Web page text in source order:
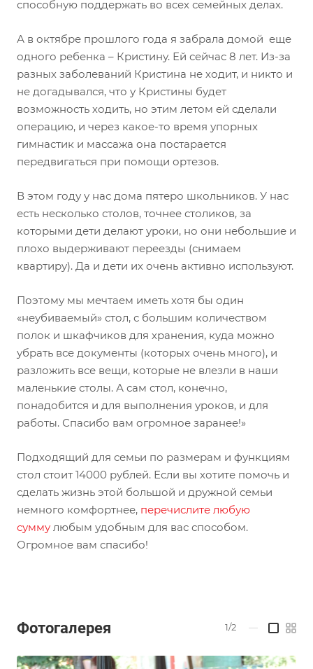
способную поддержать во всех семейных делах.
А в октябре прошлого года я забрала домой еще
одного ребенка – Кристину. Ей сейчас 8 лет. Из-за
разных заболеваний Кристина не ходит, и никто и
не догадывался, что у Кристины будет
возможность ходить, но этим летом ей сделали
операцию, и через какое-то время упорных
гимнастик и массажа она постарается
передвигаться при помощи ортезов.
В этом году у нас дома пятеро школьников. У нас
есть несколько столов, точнее столиков, за
которыми дети делают уроки, но они небольшие и
плохо выдерживают переезды (снимаем
квартиру). Да и дети их очень активно используют.
Поэтому мы мечтаем иметь хотя бы один
«неубиваемый» стол, с большим количеством
полок и шкафчиков для хранения, куда можно
убрать все документы (которых очень много), и
разложить все вещи, которые не влезли в наши
маленькие столы. А сам стол, конечно,
понадобится и для выполнения уроков, и для
работы. Спасибо вам огромное заранее!»
Подходящий для семьи по размерам и функциям
стол стоит 14000 рублей. Если вы хотите помочь и
сделать жизнь этой большой и дружной семьи
немного комфортнее, перечислите любую
сумму любым удобным для вас способом.
Огромное вам спасибо!
Фотогалерея 1/2 —